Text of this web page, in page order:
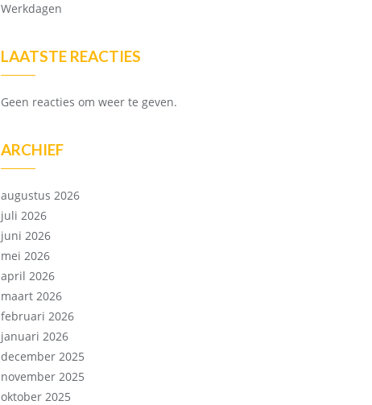
Werkdagen
LAATSTE REACTIES
Geen reacties om weer te geven.
ARCHIEF
augustus 2026
juli 2026
juni 2026
mei 2026
april 2026
maart 2026
februari 2026
januari 2026
december 2025
november 2025
oktober 2025